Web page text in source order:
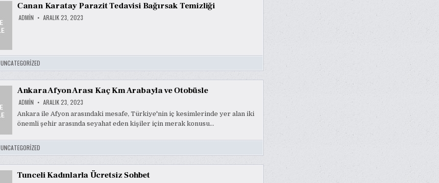
Canan Karatay Parazit Tedavisi Bağırsak Temizliği
ADMIN ARALIK 23, 2023
UNCATEGORIZED
Ankara Afyon Arası Kaç Km Arabayla ve Otobüsle
ADMIN ARALIK 23, 2023
Ankara ile Afyon arasındaki mesafe, Türkiye'nin iç kesimlerinde yer alan iki
önemli şehir arasında seyahat eden kişiler için merak konusu…
UNCATEGORIZED
Tunceli Kadınlarla Ücretsiz Sohbet